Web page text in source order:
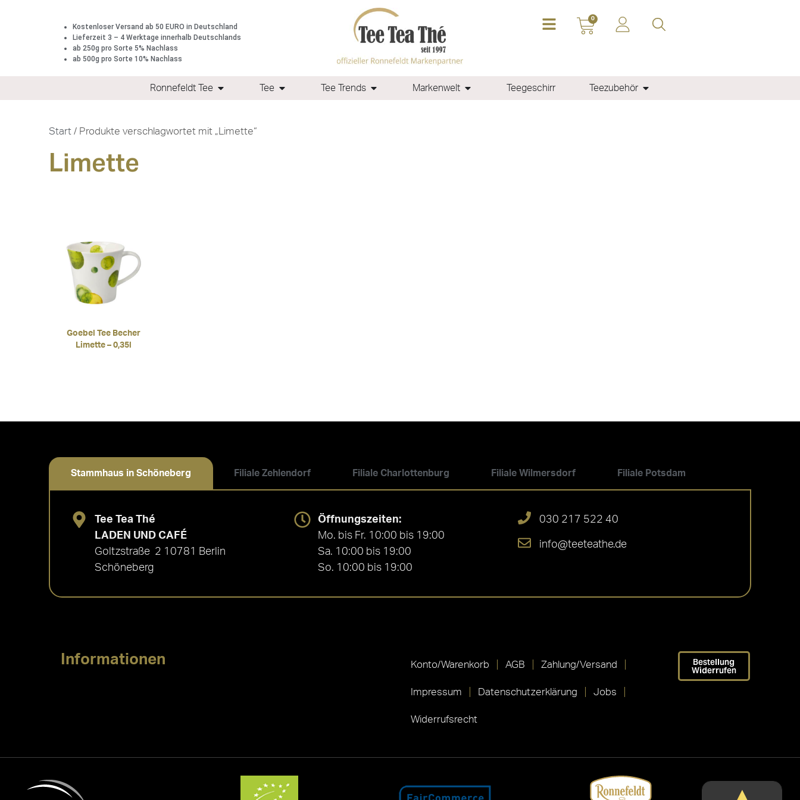
Kostenloser Versand ab 50 EURO in Deutschland
Lieferzeit 3 – 4 Werktage innerhalb Deutschlands
ab 250g pro Sorte 5% Nachlass
ab 500g pro Sorte 10% Nachlass
0
Ronnefeldt Tee Tee Tee Trends Markenwelt Teegeschirr Teezubehör
Start / Produkte verschlagwortet mit „Limette“
Limette
Goebel Tee Becher
Limette – 0,35l
Stammhaus in Schöneberg Filiale Zehlendorf Filiale Charlottenburg Filiale Wilmersdorf Filiale Potsdam
Tee Tea Thé
LADEN UND CAFÉ
Goltzstraße 2 10781 Berlin
Schöneberg
Öffnungszeiten:
Mo. bis Fr. 10:00 bis 19:00
Sa. 10:00 bis 19:00
So. 10:00 bis 19:00
030 217 522 40
info@teeteathe.de
Informationen Konto/Warenkorb AGB Zahlung/Versand
Impressum Datenschutzerklärung Jobs
Widerrufsrecht
Bestellung
Widerrufen